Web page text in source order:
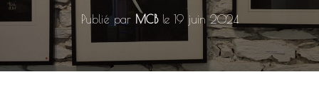
V
G
A
T
Publié par MCBle 19 juin 2024